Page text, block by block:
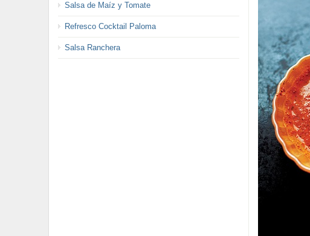
Salsa de Maíz y Tomate
Refresco Cocktail Paloma
Salsa Ranchera